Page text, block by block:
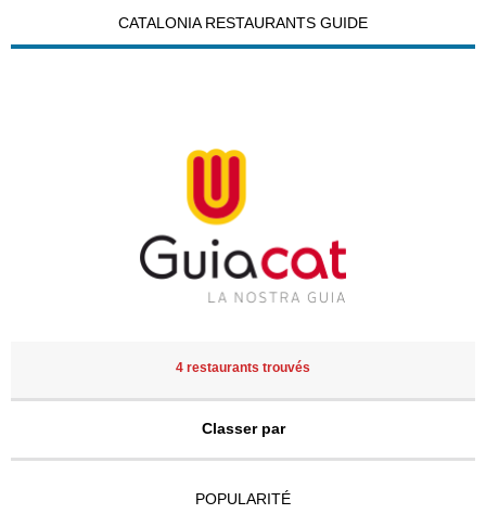
CATALONIA RESTAURANTS GUIDE
4 restaurants trouvés
Classer par
POPULARITÉ